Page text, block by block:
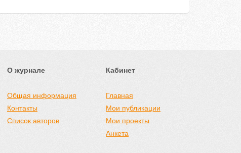
О журнале
Общая информация
Контакты
Список авторов
Кабинет
Главная
Мои публикации
Мои проекты
Анкета